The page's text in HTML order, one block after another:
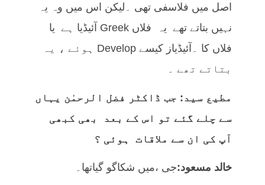
اصل میں فلاسفی تھی ۔لیکن اس میں وہ یہ
نہیں بتاتے تھے یہ فلاں Greek آئیڈیا ہے یا
فلاں کا ۔آئیڈیاز کیسے Develop ہوئے ، یہ
بتاتے تھے ۔
مطیع سید: جب ڈاکٹر فضل الرحمٰن یہاں
سے چلے گئے تو اس کے بعد بھی کبھی
آپ کی ان سے ملاقات ہوئی ؟
خالد مسعود:جی ،میں شکاگو گیاتھا۔